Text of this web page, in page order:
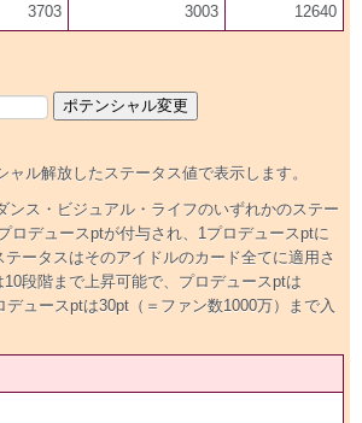
3703 3003 12640
ル解放したステータス値で表示します。
ス・ビジュアル・ライフのいずれかのステー
ロデュースptが付与され、1プロデュースptに
ータスはそのアイドルのカード全てに適用さ
段階まで上昇可能で、プロデュースptは
ュースptは30pt（＝ファン数1000万）まで入